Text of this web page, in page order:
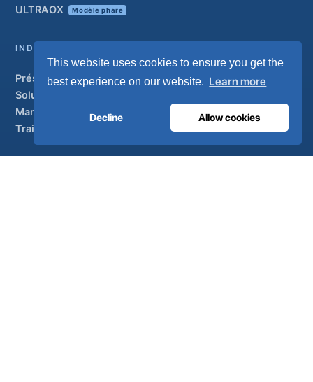
This website uses cookies to ensure you get the
best experience on our website. Learn more
Decline Allow cookies
ULTRAOX
Modèle phare
INDUSTRIEL
Présentation générale
Solutions
Marques partenaires
Traitement de l'air